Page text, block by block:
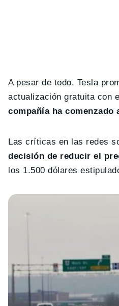
A pesar de todo, Tesla
actualización gratuita con
compañía ha
Las críticas en las redes
decisión de reducir el
los 1.500 dólares